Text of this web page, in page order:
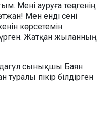
Мені ауруға теңегенің
Мен енді сені
көрсетемін.
Жатқан жыланның
сынықшы Баян
пікір білдірген